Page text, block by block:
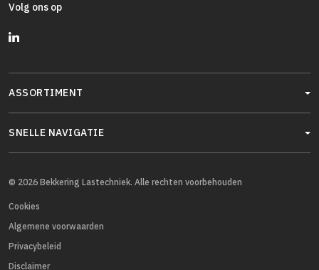
Volg ons op
ASSORTIMENT
SNELLE NAVIGATIE
© 2026 Bekkering Lastechniek. Alle rechten voorbehouden
Cookies
Algemene voorwaarden
Privacybeleid
Disclaimer